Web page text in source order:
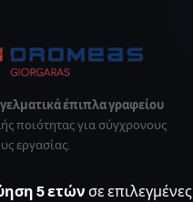
έπιπλα γραφείου
ποιότητας για σύγχρονους
εργασίας.
5 ετώνσε επιλεγμένες